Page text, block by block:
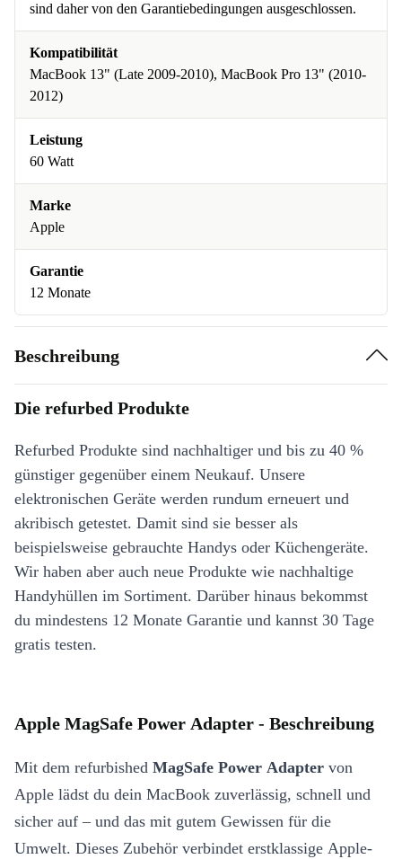
sind daher von den Garantiebedingungen ausgeschlossen.
Kompatibilität
MacBook 13" (Late 2009-2010), MacBook Pro 13" (2010-
2012)
Leistung
60 Watt
Marke
Apple
Garantie
12 Monate
Beschreibung
Die refurbed Produkte
Refurbed Produkte sind nachhaltiger und bis zu 40 %
günstiger gegenüber einem Neukauf. Unsere
elektronischen Geräte werden rundum erneuert und
akribisch getestet. Damit sind sie besser als
beispielsweise gebrauchte Handys oder Küchengeräte.
Wir haben aber auch neue Produkte wie nachhaltige
Handyhüllen im Sortiment. Darüber hinaus bekommst
du mindestens 12 Monate Garantie und kannst 30 Tage
gratis testen.
Apple MagSafe Power Adapter - Beschreibung
Mit dem refurbished MagSafe Power Adapter von
Apple lädst du dein MacBook zuverlässig, schnell und
sicher auf – und das mit gutem Gewissen für die
Umwelt. Dieses Zubehör verbindet erstklassige Apple-